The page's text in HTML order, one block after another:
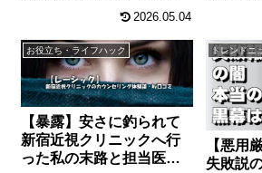
2026.05.04
お役立ち・ライフハック
【暴露】安さに釣られて
新宿近視クリニックへ行
った私の末路と担当医ガ
トレンドニ
【悪用
失敗説